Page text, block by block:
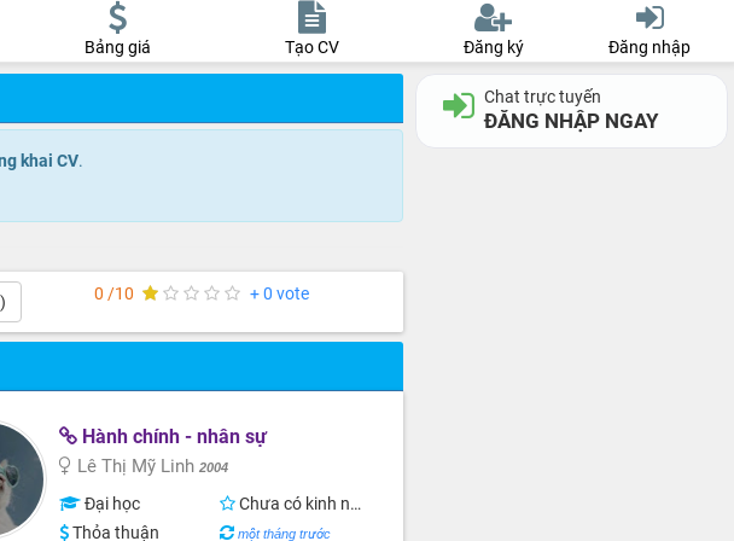
Bảng giá Tạo CV Đăng ký Đăng nhập
khai CV.
0 /10 + 0 vote
Hành chính - nhân sự
Lê Thị Mỹ Linh2004
Đại học
Chưa có kinh nghiệm
Thỏa thuận
một tháng trước
Chat trực tuyến
ĐĂNG NHẬP NGAY